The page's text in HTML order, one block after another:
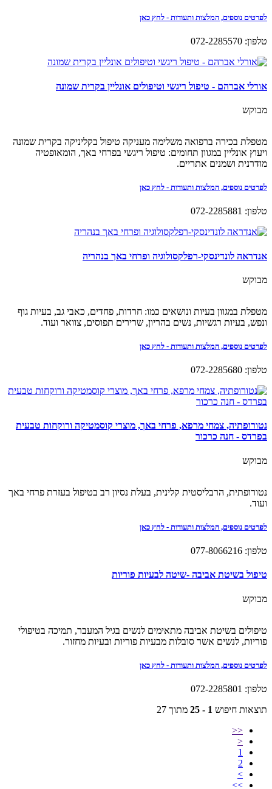
לפרטים נוספים, המלצות ותעודות - לחץ כאן
טלפון: 072-2285570
אורלי אברהם - טיפול ריגשי וטיפולים אונליין בקרית שמונה
מבוקש
מטפלת בכירה ברפואה משלימה מעניקה טיפול בקליניקה בקרית שמונה
ויעוץ אונליין במגוון תחומים: טיפול ריגשי בפרחי באך, הומאופטיה
מודרנית ושמנים אתריים.
לפרטים נוספים, המלצות ותעודות - לחץ כאן
טלפון: 072-2285881
אנדראה לונדינסקי-רפלקסולוגיה ופרחי באך בנהריה
מבוקש
מטפלת במגוון בעיות ונושאים כמו: חרדות, פחדים, כאבי גב, בעיות גוף
ונפש, בעיות רגשיות, נשים בהריון, שרירים תפוסים, צוואר ועוד.
לפרטים נוספים, המלצות ותעודות - לחץ כאן
טלפון: 072-2285680
נטורופתיה, צמחי מרפא, פרחי באך, מוצרי קוסמטיקה ורוקחות טבעית
בפרדס - חנה כרכור
מבוקש
נטורופתית, הרבליסטית קלינית, בעלת נסיון רב בטיפול בעזרת פרחי באך
ועוד.
לפרטים נוספים, המלצות ותעודות - לחץ כאן
טלפון: 077-8066216
טיפול בשיטת אביבה -שיטה לבעיות פוריות
מבוקש
טיפולים בשיטת אביבה מתאימים לנשים בגיל המעבר, תמיכה בטיפולי
פוריות, לנשים אשר סובלות מבעיות פוריות ובעיות מחזור.
לפרטים נוספים, המלצות ותעודות - לחץ כאן
טלפון: 072-2285801
תוצאות חיפוש 1 - 25
מתוך 27
<<
<
1
2
>
>>